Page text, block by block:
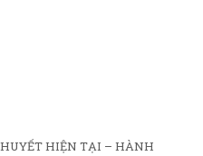
HIỆN TẠI – HÀNH